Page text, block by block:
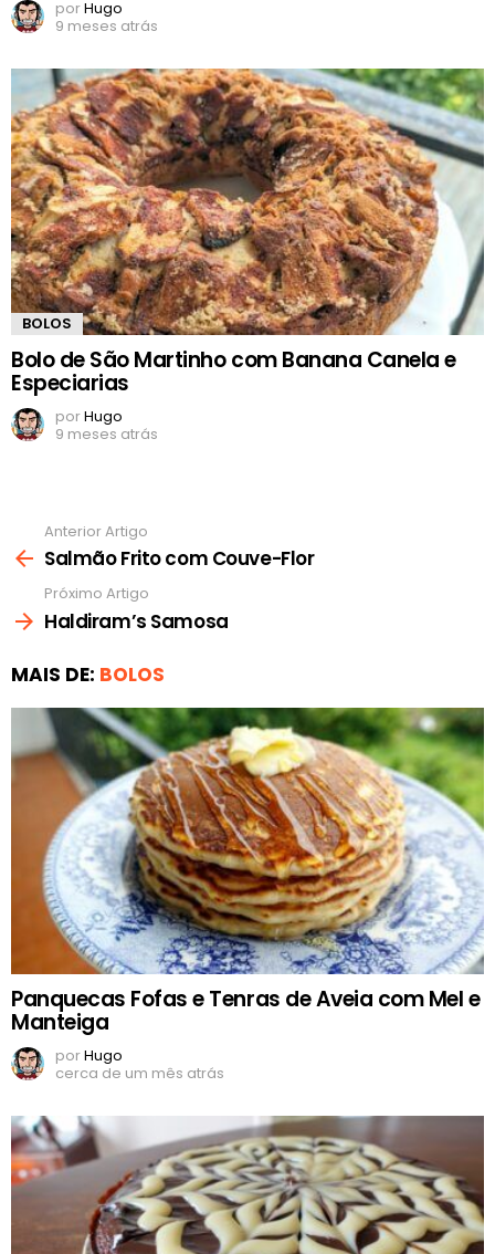
porHugo
9 meses atrás
BOLOS
Bolo de São Martinho com Banana Canela e
Especiarias
porHugo
9 meses atrás
mais
Anterior Artigo
Salmão Frito com Couve-Flor
Próximo Artigo
Haldiram’s Samosa
MAIS DE: BOLOS
Panquecas Fofas e Tenras de Aveia com Mel e
Manteiga
porHugo
cerca de um mês atrás